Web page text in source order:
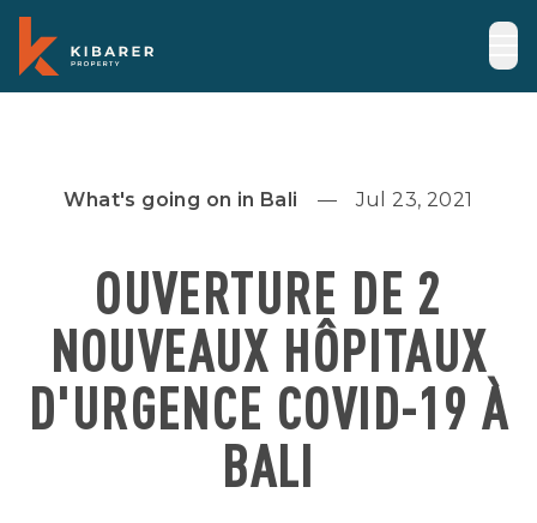
What's going on in Bali Jul 23, 2021
OUVERTURE DE 2
NOUVEAUX HÔPITAUX
D'URGENCE COVID-19 À
BALI